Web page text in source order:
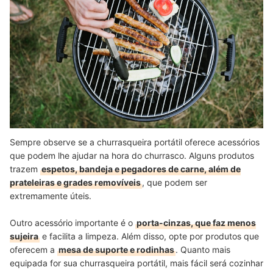
Sempre observe se a churrasqueira portátil oferece acessórios
que podem lhe ajudar na hora do churrasco. Alguns produtos
trazem espetos, bandeja e pegadores de carne, além de
prateleiras e grades removíveis, que podem ser
extremamente úteis.
Outro acessório importante é o porta-cinzas, que faz menos
sujeira e facilita a limpeza. Além disso, opte por produtos que
oferecem a mesa de suporte e rodinhas. Quanto mais
equipada for sua churrasqueira portátil, mais fácil será cozinhar